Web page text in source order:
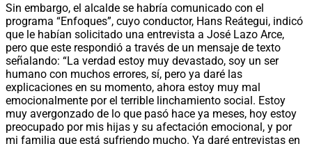
Sin embargo, el alcalde se habría comunicado con el
programa “Enfoques”, cuyo conductor, Hans Reátegui, indicó
que le habían solicitado una entrevista a José Lazo Arce,
pero que este respondió a través de un mensaje de texto
señalando: “La verdad estoy muy devastado, soy un ser
humano con muchos errores, sí, pero ya daré las
explicaciones en su momento, ahora estoy muy mal
emocionalmente por el terrible linchamiento social. Estoy
muy avergonzado de lo que pasó hace ya meses, hoy estoy
preocupado por mis hijas y su afectación emocional, y por
mi familia que está sufriendo mucho. Ya daré entrevistas en